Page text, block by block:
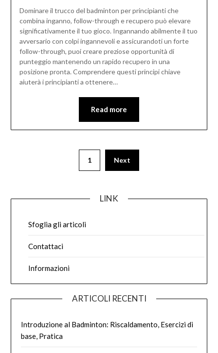
Dominare il trucco del badminton per principianti che
combina inganno, follow-through e recupero può elevare
significativamente il tuo gioco. Ingannando abilmente il tuo
avversario con colpi ingannevoli e assicurandoti un forte
follow-through, puoi creare preziose opportunità di
punteggio mantenendo un rapido recupero in una
posizione pronta. Comprendere questi principi chiave
aiuterà i principianti a ottenere…
Read more
1 Next
LINK
Sfoglia gli articoli
Contattaci
Informazioni
ARTICOLI RECENTI
Introduzione al Badminton: Riscaldamento, Esercizi di
base, Pratica